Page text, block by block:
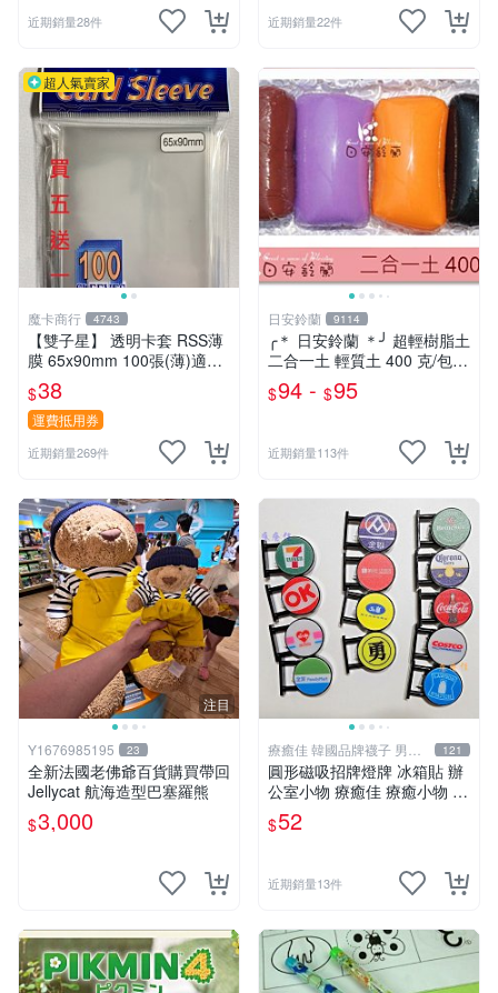
近期銷量28件 近期銷量22件
超人氣賣家
魔卡商行 4743
【雙子星】 透明卡套 RSS薄
膜 65x90mm 100張(薄)適用
桌遊 波波夫 POPOV 紙牌 Bo
ardgame
$38
運費抵用券
近期銷量269件
日安鈴蘭 9114
╭＊ 日安鈴蘭 ＊╯ 超輕樹脂土
二合一土 輕質土 400 克/包
兒童輕黏土 (新增 350克特調
色 可選)
$94 - $95
近期銷量113件
注目
Y1676985195 23
全新法國老佛爺百貨購買帶回
Jellycat 航海造型巴塞羅熊
$3,000
療癒佳 韓國品牌襪子 男女
襪
121
圓形磁吸招牌燈牌 冰箱貼 辦
公室小物 療癒佳 療癒小物 71
1全家OK萊爾富全聯50嵐好
市多海尼根可口可樂羅森科羅
$52
近期銷量13件